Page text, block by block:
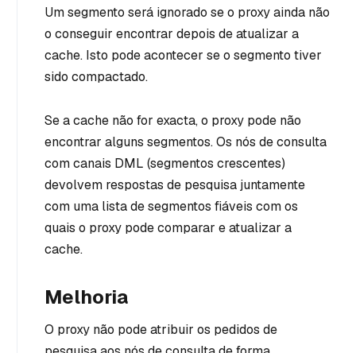
Um segmento será ignorado se o proxy ainda não
o conseguir encontrar depois de atualizar a
cache. Isto pode acontecer se o segmento tiver
sido compactado.
Se a cache não for exacta, o proxy pode não
encontrar alguns segmentos. Os nós de consulta
com canais DML (segmentos crescentes)
devolvem respostas de pesquisa juntamente
com uma lista de segmentos fiáveis com os
quais o proxy pode comparar e atualizar a
cache.
Melhoria
O proxy não pode atribuir os pedidos de